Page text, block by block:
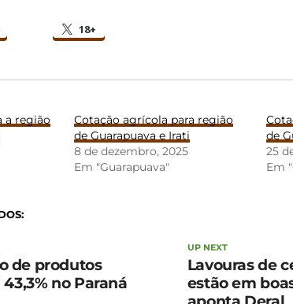
18+
a região
Cotação agrícola para região
de Guarapuava e Irati
8 de dezembro, 2025
Em "Guarapuava"
de
25
Em
UP NEXT
Lavouras de
estão em
de produtos
no Paraná